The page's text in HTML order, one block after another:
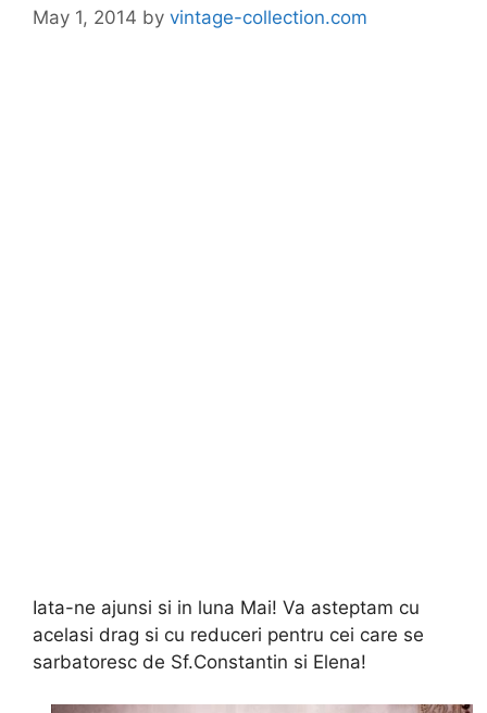
May 1, 2014 by vintage-collection.com
Iata-ne ajunsi si in luna Mai! Va asteptam cu
acelasi drag si cu reduceri pentru cei care se
sarbatoresc de Sf.Constantin si Elena!